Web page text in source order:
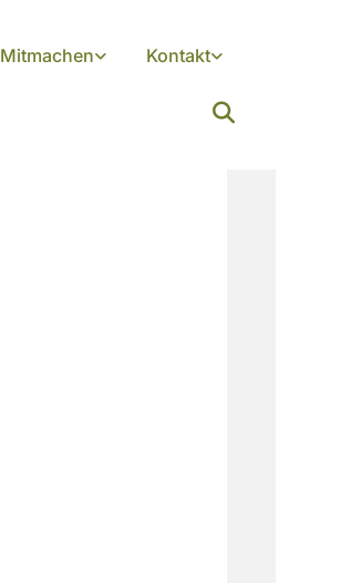
Mitmachen Kontakt